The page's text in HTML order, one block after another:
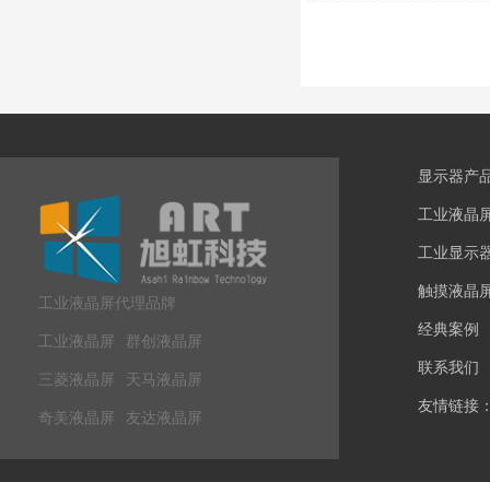
工业液晶屏代理品牌
工业液晶屏 群创液晶屏
三菱液晶屏 天马液晶屏
奇美液晶屏 友达液晶屏
显示器产
工业液晶
工业显示
触摸液晶
经典案例
联系我们
友情链接